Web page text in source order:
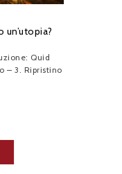
Quid
– 3. Ripristino